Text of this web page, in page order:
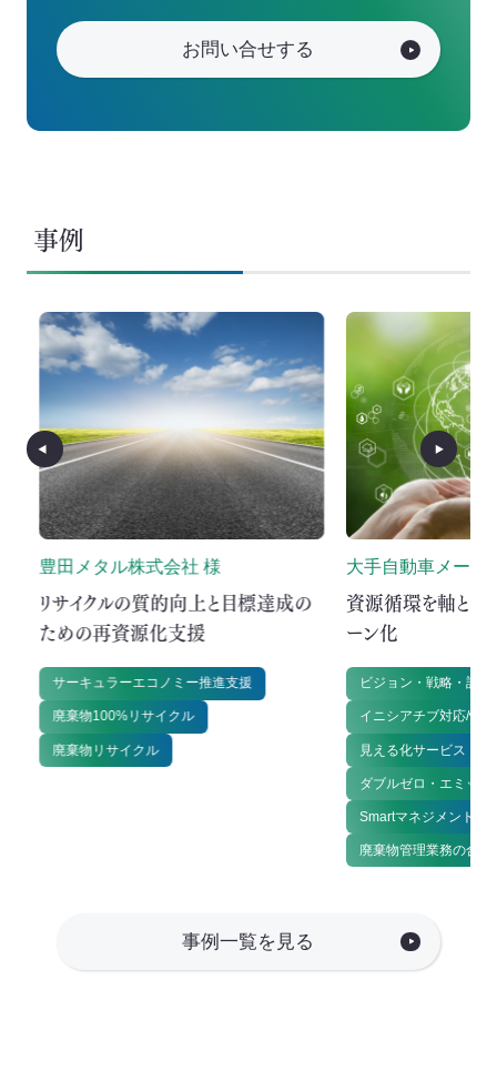
お問い合せする
事例
豊田メタル株式会社 様
リサイクルの質的向上と目標達成の
ための再資源化支援
サーキュラーエコノミー推進支援
廃棄物100%リサイクル
廃棄物リサイクル
大手自動車メーカ
資源循環を軸とし
ーン化
ビジョン・戦略・計画
イニシアチブ対応/情
見える化サービス
ダブルゼロ・エミッ
Smartマネジメント
廃棄物管理業務の合理
事例一覧を見る